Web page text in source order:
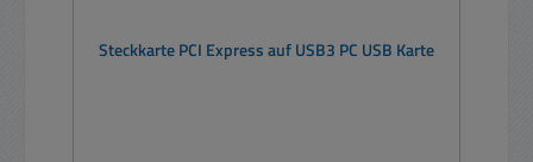
Steckkarte PCI Express auf USB3 PC USB Karte